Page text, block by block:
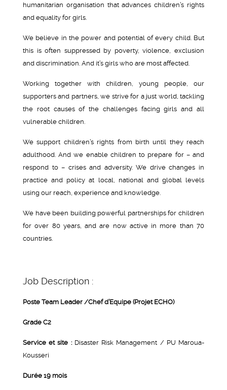
humanitarian organisation that advances children’s rights
and equality for girls.
We believe in the power and potential of every child. But
this is often suppressed by poverty, violence, exclusion
and discrimination. And it’s girls who are most affected.
Working together with children, young people, our
supporters and partners, we strive for a just world, tackling
the root causes of the challenges facing girls and all
vulnerable children.
We support children’s rights from birth until they reach
adulthood. And we enable children to prepare for – and
respond to – crises and adversity. We drive changes in
practice and policy at local, national and global levels
using our reach, experience and knowledge.
We have been building powerful partnerships for children
for over 80 years, and are now active in more than 70
countries.
Job Description :
Poste Team Leader /Chef d’Equipe (Projet ECHO)
Grade C2
Service et site : Disaster Risk Management / PU Maroua-
Kousseri
Durée 19 mois